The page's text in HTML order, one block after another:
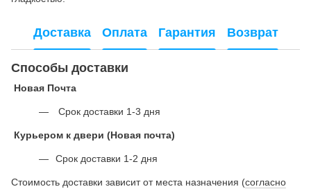
Доставка Оплата Гарантия Возврат
Способы доставки
Новая Почта
Срок доставки 1-3 дня
Курьером к двери (Новая почта)
Срок доставки 1-2 дня
Стоимость доставки зависит от места назначения (согласно